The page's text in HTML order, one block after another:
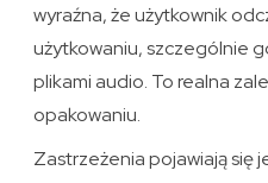
wyraźna, że użytkownik
użytkowaniu, szczególnie
plikami audio. To realna
opakowaniu.
Zastrzeżenia pojawiają się